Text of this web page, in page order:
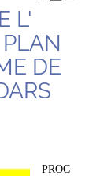
L'
DE
PROC